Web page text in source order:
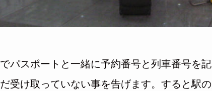
パスポートと一緒に予約番号と列車番号を
受け取っていない事を告げます。すると駅